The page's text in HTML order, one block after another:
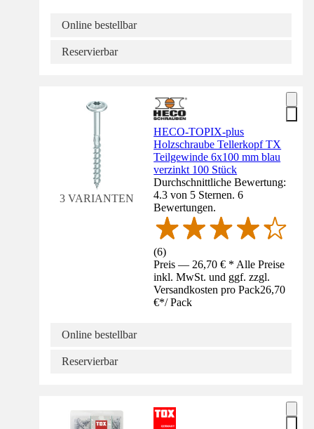
Online bestellbar
Reservierbar
3 VARIANTEN
HECO-TOPIX-plus
Holzschraube Tellerkopf TX
Teilgewinde 6x100 mm blau
verzinkt 100 Stück
Durchschnittliche Bewertung:
4.3 von 5 Sternen. 6
Bewertungen.
(6)
Preis — 26,70 € * Alle Preise
inkl. MwSt. und ggf. zzgl.
Versandkosten pro Pack26,70
€*/ Pack
Online bestellbar
Reservierbar